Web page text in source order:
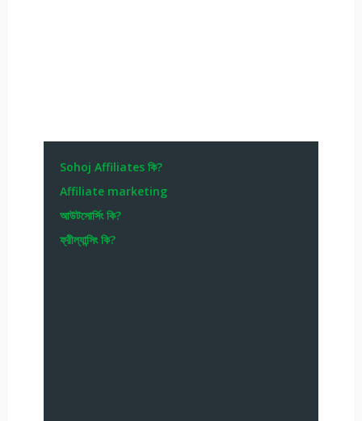
Sohoj Affiliates কি?
Affiliate marketing
আউটসোর্সিং কি?
ফ্রীল্যান্সিং কি?